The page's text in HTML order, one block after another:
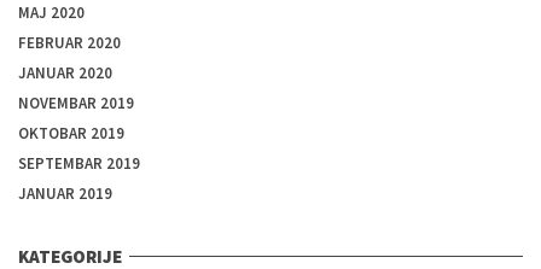
MAJ 2020
FEBRUAR 2020
JANUAR 2020
NOVEMBAR 2019
OKTOBAR 2019
SEPTEMBAR 2019
JANUAR 2019
KATEGORIJE